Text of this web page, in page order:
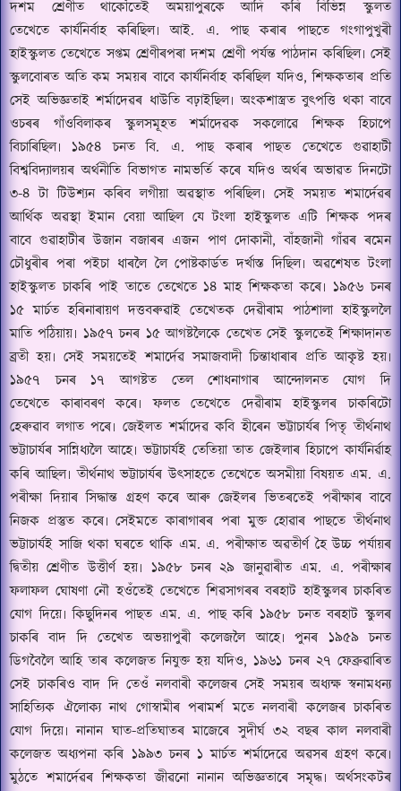
দশম শ্ৰেণীত থাকোঁতেই অময়াপুৰকে আদি কৰি বিভিন্ন স্কুলত
তেখেতে কাৰ্যনিৰ্বাহ কৰিছিল৷ আই. এ. পাছ কৰাৰ পাছতে গংগাপুখুৰী
হাইস্কুলত তেখেতে সপ্তম শ্ৰেণীৰপৰা দশম শ্ৰেণী পৰ্যন্ত পাঠদান কৰিছিল৷ সেই
স্কুলবোৰত অতি কম সময়ৰ বাবে কাৰ্যনিৰ্বাহ কৰিছিল যদিও,শিক্ষকতাৰ প্ৰতি
সেই অভিজ্ঞতাই শৰ্মাদেৱৰ ধাউতি বঢ়াইছিল৷ অংকশাস্ত্ৰত বুৎপত্তি থকা বাবে
ওচৰৰ গাঁওবিলাকৰ স্কুলসমূহত শৰ্মাদেৱক সকলোৱে শিক্ষক হিচাপে
বিচাৰিছিল৷ ১৯৫৪ চনত বি. এ. পাছ কৰাৰ পাছত তেখেতে গুৱাহাটী
বিশ্ববিদ্যালয়ৰ অৰ্থনীতি বিভাগত নামভৰ্তি কৰে যদিও অৰ্থৰ অভাৱত দিনটো
৩-৪ টা টিউশ্যন কৰিব লগীয়া অৱস্থাত পৰিছিল৷ সেই সময়ত শমাৰ্দেৱৰ
আৰ্থিক অৱস্থা ইমান বেয়া আছিল যে টংলা হাইস্কুলত এটি শিক্ষক পদৰ
বাবে গুৱাহাটীৰ উজান বজাৰৰ এজন পাণ দোকানী,বাঁহজানী গাঁৱৰ ৰমেন
চৌধুৰীৰ পৰা পইচা ধাৰলৈ লৈ পোষ্টকাৰ্ডত দৰ্খাস্ত দিছিল৷ অৱশেষত টংলা
হাইস্কুলত চাকৰি পাই তাতে তেখেতে ১৪ মাহ শিক্ষকতা কৰে৷ ১৯৫৬ চনৰ
১৫ মাৰ্চত হৰিনাৰায়ণ দত্তবৰুৱাই তেখেতক দেৱীৰাম পাঠশালা হাইস্কুললৈ
মাতি পঠিয়ায়৷ ১৯৫৭ চনৰ ১৫ আগষ্টলৈকে তেখেত সেই স্কুলতেই শিক্ষাদানত
ব্ৰতী হয়৷ সেই সময়তেই শমাৰ্দেৱ সমাজবাদী চিন্তাধাৰাৰ প্ৰতি আকৃষ্ট হয়৷
১৯৫৭ চনৰ ১৭ আগষ্টত তেল শোধনাগাৰ আন্দোলনত যোগ দি
তেখেতে কাৰাবৰণ কৰে৷ ফলত তেখেতে দেৱীৰাম হাইস্কুলৰ চাকৰিটো
হেৰুৱাব লগাত পৰে৷ জেইলত শৰ্মাদেৱ কবি হীৰেন ভট্টাচাৰ্যৰ পিতৃ তীৰ্থনাথ
ভট্টাচাৰ্যৰ সান্নিধ্যলৈ আহে৷ভট্টাচাৰ্যইতেতিয়াতাত জেইলাৰ হিচাপে কাৰ্যনিৰ্ৱাহ
কৰি আছিল৷ তীৰ্থনাথ ভট্টাচাৰ্যৰ উৎসাহতে তেখেতে অসমীয়া বিষয়ত এম. এ.
পৰীক্ষা দিয়াৰ সিদ্ধান্ত গ্ৰহণ কৰে আৰু জেইলৰ ভিতৰতেই পৰীক্ষাৰ বাবে
নিজক প্ৰস্তুত কৰে৷ সেইমতে কাৰাগাৰৰ পৰা মুক্ত হোৱাৰ পাছতে তীৰ্থনাথ
ভট্টাচাৰ্যই সাজি থকা ঘৰতে থাকি এম. এ. পৰীক্ষাত অৱতীৰ্ণ হৈ উচ্চ পৰ্যায়ৰ
দ্বিতীয় শ্ৰেণীত উত্তীৰ্ণ হয়৷ ১৯৫৮ চনৰ ২৯ জানুৱাৰীত এম. এ. পৰীক্ষাৰ
ফলাফল ঘোষণা নৌ হওঁতেই তেখেতে শিৱসাগৰৰ বৰহাট হাইস্কুলৰ চাকৰিত
যোগ দিয়ে৷ কিছুদিনৰ পাছত এম. এ. পাছ কৰি ১৯৫৮ চনত বৰহাট স্কুলৰ
চাকৰি বাদ দি তেখেত অভয়াপুৰী কলেজলৈ আহে৷ পুনৰ ১৯৫৯ চনত
ডিগবৈলৈ আহি তাৰ কলেজত নিযুক্ত হয় যদিও,১৯৬১ চনৰ ২৭ ফেব্ৰুৱাৰিত
সেই চাকৰিও বাদ দিতেওঁনলবাৰী কলেজৰ সেই সময়ৰ অধ্যক্ষ স্বনামধন্য
সাহিত্যিক ঐলোক্য নাথ গোস্বামীৰ পৰামৰ্শ মতে নলবাৰী কলেজৰ চাকৰিত
যোগ দিয়ে৷ নানান ঘাত-প্ৰতিঘাতৰ মাজেৰে সুদীৰ্ঘ৩২ বছৰ কাল নলবাৰী
কলেজত অধ্যপনা কৰি ১৯৯৩ চনৰ ১ মাৰ্চত শৰ্মাদেৱে অৱসৰ গ্ৰহণ কৰে৷
মুঠতে শমাৰ্দেৱৰ শিক্ষকতা জীৱনো নানান অভিজ্ঞতাৰে সমৃদ্ধ৷ অৰ্থসংকটৰ